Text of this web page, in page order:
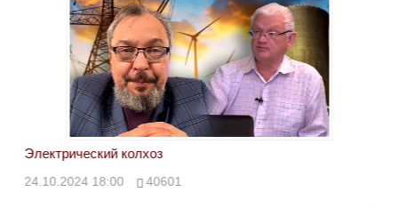
Электрический колхоз
24.10.2024 18:00 40601